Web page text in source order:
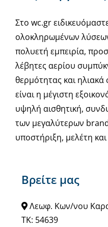
Βρείτε μας
Λεωφ. Κων/νου
ΤΚ: 54639
Στο wc.gr
ολοκληρωμένων
πολυετή εμπειρία,
λέβητες αερίου
θερμότητας και
είναι η μέγιστη
υψηλή αισθητική,
των μεγαλύτερων
υποστήριξη, μελέτη